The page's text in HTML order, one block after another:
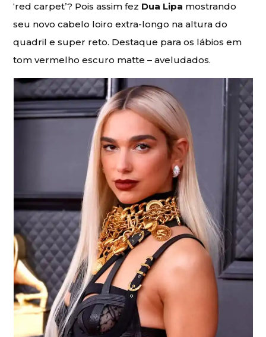
‘red carpet’? Pois assim fez Dua Lipa mostrando
seu novo cabelo loiro extra-longo na altura do
quadril e super reto. Destaque para os lábios em
tom vermelho escuro matte – aveludados.